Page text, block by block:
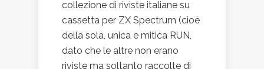
collezione di riviste italiane su
cassetta per ZX Spectrum (cioè
della sola, unica e mitica RUN,
dato che le altre non erano
riviste ma soltanto raccolte di